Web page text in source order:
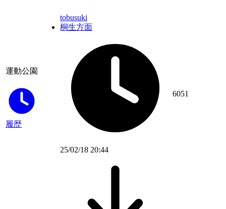
運動公園
履歴
tobusuki
桐生方面
25/02/18 20:44
6051